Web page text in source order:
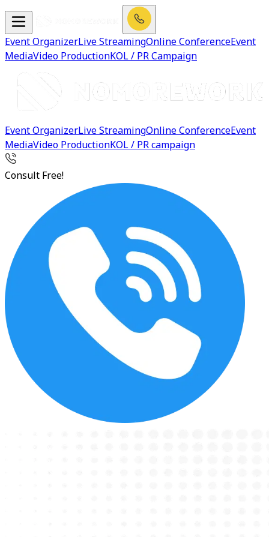
Event OrganizerLive StreamingOnline ConferenceEvent
MediaVideo ProductionKOL / PR Campaign
Event OrganizerLive StreamingOnline ConferenceEvent
MediaVideo ProductionKOL / PR campaign
Consult Free!